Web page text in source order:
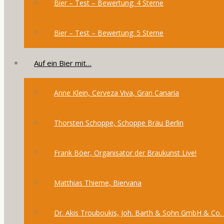
Bier – Test – Bewertung: 4 Sterne
Bier – Test – Bewertung: 5 Sterne
Auf ein Bier mit…
Anne Klein, Cerveza Viva, Gran Canaria
Thorsten Schoppe, Schoppe Bräu Berlin
Frank Böer, Organisator der Braukunst Live!
Matthias Thieme, Biervana
Dr. Akis Trouboukis, Joh. Barth & Sohn GmbH & Co.